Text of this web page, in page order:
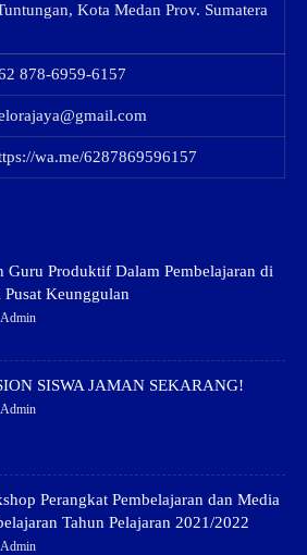
Kota Medan Prov. Sumatera
878-6959-6157
wa.me/6287869596157
Guru Produktif Dalam Pembelajaran di
Pusat Keunggulan
SISWA JAMAN SEKARANG!
Perangkat Pembelajaran dan Media
Tahun Pelajaran 2021/2022